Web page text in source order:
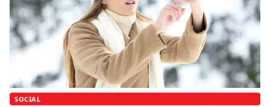
SOCIAL